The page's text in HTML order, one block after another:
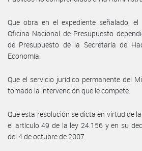
Que obra en el expediente señalado,
Oficina Nacional de Presupuesto
de Presupuesto de la Secretaría de
Economía.
Que el servicio jurídico permanente del
tomado la intervención que le compete.
Que esta resolución se dicta en virtud de
el artículo 49 de la ley 24.156 y en su
del 4 de octubre de 2007.